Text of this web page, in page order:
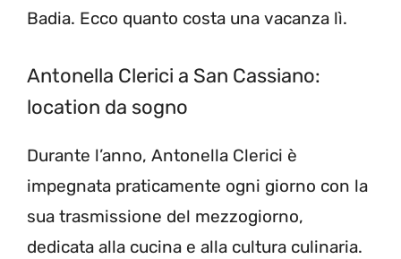
Badia. Ecco quanto costa una vacanza lì.
Antonella Clerici a San Cassiano:
location da sogno
Durante l’anno, Antonella Clerici è
impegnata praticamente ogni giorno con la
sua trasmissione del mezzogiorno,
dedicata alla cucina e alla cultura culinaria.